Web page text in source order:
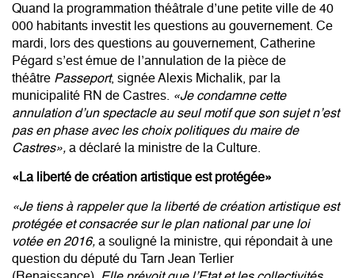
Quand la programmation théâtrale d’une petite ville de 40
000 habitants investit les questions au gouvernement. Ce
mardi, lors des questions au gouvernement, Catherine
Pégard s’est émue de l’annulation de la pièce de
théâtre Passeport, signée Alexis Michalik, par la
municipalité RN de Castres. «Je condamne cette
annulation d’un spectacle au seul motif que son sujet n’est
pas en phase avec les choix politiques du maire de
Castres», a déclaré la ministre de la Culture.
«La liberté de création artistique est protégée»
«Je tiens à rappeler que la liberté de création artistique est
protégée et consacrée sur le plan national par une loi
votée en 2016, a souligné la ministre, qui répondait à une
question du député du Tarn Jean Terlier